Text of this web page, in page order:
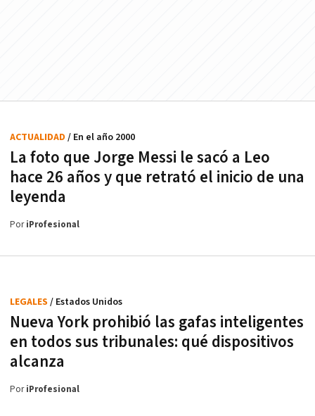
La foto que Jorge Messi le sacó a Leo
hace 26 años y que retrató el inicio de una
leyenda
ACTUALIDAD / En el año 2000
PoriProfesional
Nueva York prohibió las gafas inteligentes
en todos sus tribunales: qué dispositivos
alcanza
LEGALES / Estados Unidos
PoriProfesional